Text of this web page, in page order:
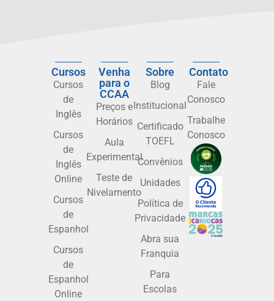
Cursos
Cursos
de
Inglês
Cursos
de
Inglês
Online
Cursos
de
Espanhol
Cursos
de
Espanhol
Online
Venha
para o
CCAA
Preços e
Horários
Aula
Experimental
Teste de
Nivelamento
Sobre
Blog
Institucional
Certificado
TOEFL
Convênios
Unidades
Política de
Privacidade
Abra sua
Franquia
Para
Escolas
Contato
Fale
Conosco
Trabalhe
Conosco